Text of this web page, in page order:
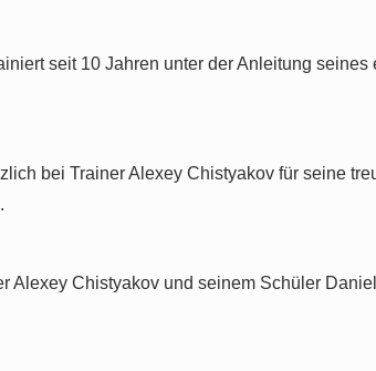
seit 10 Jahren unter der Anleitung seines
bei Trainer Alexey Chistyakov für seine
Alexey Chistyakov und seinem Schüler